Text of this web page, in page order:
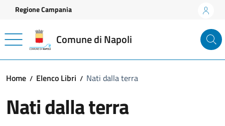
Vai ai contenuti
Vai al footer
Regione Campania
Comune di Napoli
Home Elenco Libri Nati dalla terra
Nati dalla terra